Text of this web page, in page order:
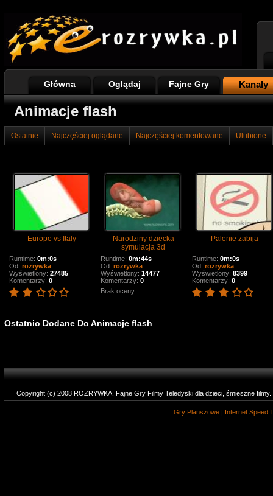
Główna Oglądaj Fajne Gry Kanały
Animacje flash
Ostatnie Najczęściej oglądane Najczęściej komentowane Ulubione
Europe vs Italy
Runtime: 0m:0s
Od: rozrywka
Wyświetlony: 27485
Komentarzy: 0
Narodziny dziecka
symulacja 3d
Runtime: 0m:44s
Od: rozrywka
Wyświetlony: 14477
Komentarzy: 0
Brak oceny
Palenie zabija
Runtime: 0m:0s
Od: rozrywka
Wyświetlony: 8399
Komentarzy: 0
Ostatnio Dodane Do Animacje flash
Copyright (c) 2008 ROZRYWKA, Fajne Gry Filmy Teledyski dla dzieci, śmieszne
Gry Planszowe | Internet Speed